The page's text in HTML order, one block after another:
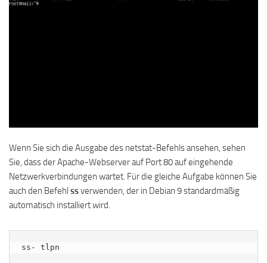
Wenn Sie sich die Ausgabe des netstat-Befehls ansehen, sehen
Sie, dass der Apache-Webserver auf Port 80 auf eingehende
Netzwerkverbindungen wartet. Für die gleiche Aufgabe können Sie
auch den Befehl ssverwenden, der in Debian 9 standardmäßig
automatisch installiert wird.
ss- tlpn